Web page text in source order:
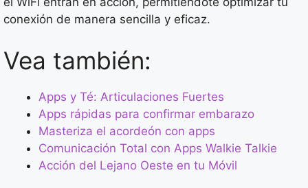
conexión de manera sencilla y eficaz.
Vea también:
Apps y Té: Articulaciones Fuertes
Apps rápidas para confirmar embarazo
Masteriza el acordeón con apps
Comunicación Total con Apps Walkie Talkie
Acción del Lejano Oeste en tu Móvil